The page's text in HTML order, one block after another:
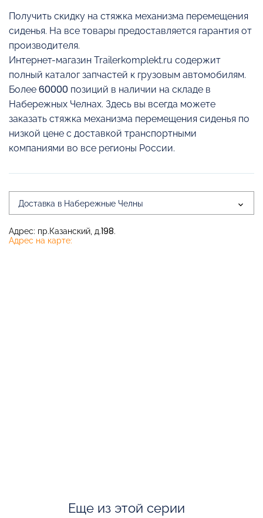
Получить скидку на стяжка механизма перемещения
сиденья. На все товары предоставляется гарантия от
производителя.
Интернет-магазин Trailerkomplekt.ru содержит
полный каталог запчастей к грузовым автомобилям.
Более 60000 позиций в наличии на складе в
Набережных Челнах. Здесь вы всегда можете
заказать стяжка механизма перемещения сиденья по
низкой цене с доставкой транспортными
компаниями во все регионы России.
Доставка в Набережные Челны
Адрес: пр.Казанский, д.198.
Адрес на карте:
Еще из этой серии